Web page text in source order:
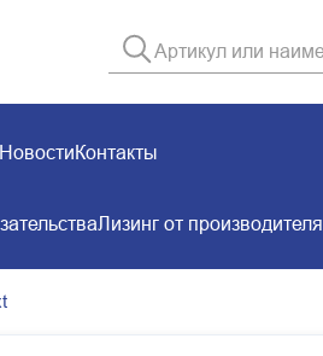
НовостиКонтакты
Лизинг от производителя